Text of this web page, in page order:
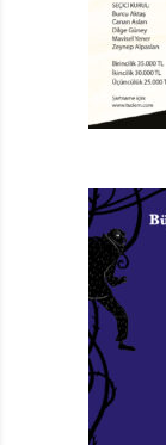
Karakeçili’ye
duyarlılığını
Öte yandan,
daha uygun,
karakterler
Bütün
metinlerin
söyleyebilirim.
niyetli ve
BURADA KAÇ